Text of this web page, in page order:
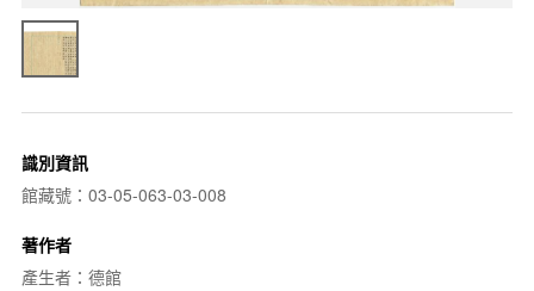
識別資訊
館藏號：03-05-063-03-008
著作者
產生者：德館